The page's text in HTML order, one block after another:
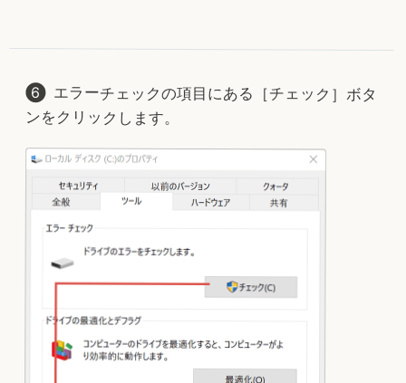
エラーチェックの項目にある［チェック］ボタ
ンをクリックします。